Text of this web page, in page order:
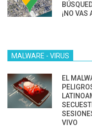
¡NO VAS
MALWARE - VIRUS
EL
VIVO